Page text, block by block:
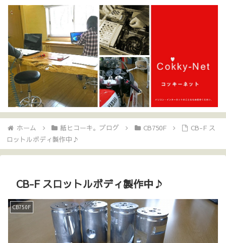
ホーム 紙ヒコーキ。ブログ CB750F
CB-F ス
ロットルボディ製作中♪
CB-F スロットルボディ製作中♪
CB750F